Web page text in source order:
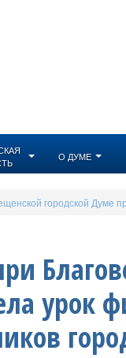
О ДУМЕ
городской Думе
урок